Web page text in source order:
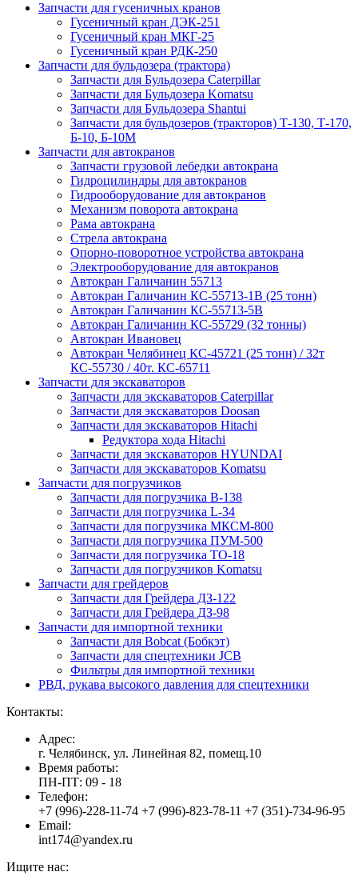
Запчасти для гусеничных кранов
Гусеничный кран ДЭК-251
Гусеничный кран МКГ-25
Гусеничный кран РДК-250
Запчасти для бульдозера (трактора)
Запчасти для Бульдозера Caterpillar
Запчасти для Бульдозера Komatsu
Запчасти для Бульдозера Shantui
Запчасти для бульдозеров (тракторов) Т-130, Т-170,
Б-10, Б-10М
Запчасти для автокранов
Запчасти грузовой лебедки автокрана
Гидроцилиндры для автокранов
Гидрооборудование для автокранов
Механизм поворота автокрана
Рама автокрана
Стрела автокрана
Опорно-поворотное устройства автокрана
Электрооборудование для автокранов
Автокран Галичанин 55713
Автокран Галичанин КС-55713-1В (25 тонн)
Автокран Галичанин КС-55713-5В
Автокран Галичанин КС-55729 (32 тонны)
Автокран Ивановец
Автокран Челябинец КС-45721 (25 тонн) / 32т
КС-55730 / 40т. КС-65711
Запчасти для экскаваторов
Запчасти для экскаваторов Caterpillar
Запчасти для экскаваторов Doosan
Запчасти для экскаваторов Hitachi
Редуктора хода Hitachi
Запчасти для экскаваторов HYUNDAI
Запчасти для экскаваторов Komatsu
Запчасти для погрузчиков
Запчасти для погрузчика B-138
Запчасти для погрузчика L-34
Запчасти для погрузчика МКСМ-800
Запчасти для погрузчика ПУМ-500
Запчасти для погрузчика ТО-18
Запчасти для погрузчиков Komatsu
Запчасти для грейдеров
Запчасти для Грейдера ДЗ-122
Запчасти для Грейдера ДЗ-98
Запчасти для импортной техники
Запчасти для Bobcat (Бобкэт)
Запчасти для спецтехники JCB
Фильтры для импортной техники
РВД, рукава высокого давления для спецтехники
Контакты:
Адрес:
г. Челябинск, ул. Линейная 82, помещ.10
Время работы:
ПН-ПТ: 09 - 18
Телефон:
+7 (996)-228-11-74 +7 (996)-823-78-11 +7 (351)-734-96-95
Email:
int174@yandex.ru
Ищите нас: